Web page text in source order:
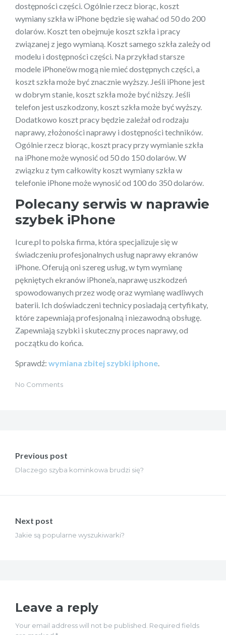
dostępności części. Ogólnie rzecz biorąc, koszt
wymiany szkła w iPhone będzie się wahać od 50 do 200
dolarów. Koszt ten obejmuje koszt szkła i pracy
związanej z jego wymianą. Koszt samego szkła zależy od
modelu i dostępności części. Na przykład starsze
modele iPhone’ów mogą nie mieć dostępnych części, a
koszt szkła może być znacznie wyższy. Jeśli iPhone jest
w dobrym stanie, koszt szkła może być niższy. Jeśli
telefon jest uszkodzony, koszt szkła może być wyższy.
Dodatkowo koszt pracy będzie zależał od rodzaju
naprawy, złożoności naprawy i dostępności techników.
Ogólnie rzecz biorąc, koszt pracy przy wymianie szkła
na iPhone może wynosić od 50 do 150 dolarów. W
związku z tym całkowity koszt wymiany szkła w
telefonie iPhone może wynosić od 100 do 350 dolarów.
Polecany serwis w naprawie
szybek iPhone
Icure.pl to polska firma, która specjalizuje się w
świadczeniu profesjonalnych usług naprawy ekranów
iPhone. Oferują oni szereg usług, w tym wymianę
pękniętych ekranów iPhone’a, naprawę uszkodzeń
spowodowanych przez wodę oraz wymianę wadliwych
baterii. Ich doświadczeni technicy posiadają certyfikaty,
które zapewniają profesjonalną i niezawodną obsługę.
Zapewniają szybki i skuteczny proces naprawy, od
początku do końca.
Sprawdź: wymiana zbitej szybki iphone
No Comments
wpisu
Previous post
Dlaczego szyba kominkowa brudzi się?
Next post
Jakie są popularne wyszukiwarki?
Leave a reply
Your email address will not be published. Required fields